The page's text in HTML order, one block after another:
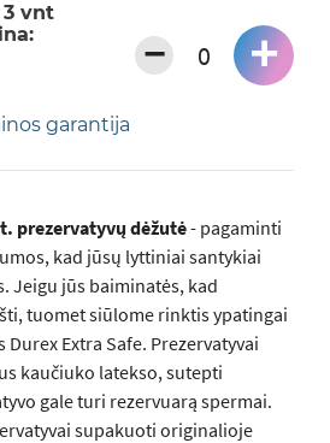
3 vnt
− +
garantija
prezervatyvų dėžutė- pagaminti
kad jūsų lyttiniai santykiai
Jeigu jūs baiminatės, kad
tuomet siūlome rinktis ypatingai
Extra Safe. Prezervatyvai
kaučiuko latekso, sutepti
gale turi rezervuarą spermai.
supakuoti originalioje